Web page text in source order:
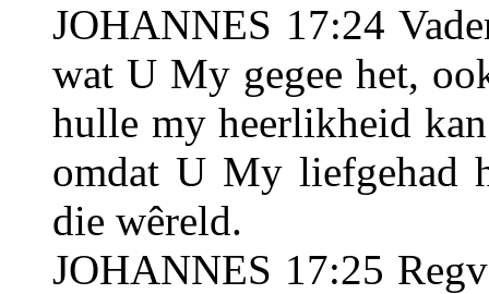
JOHANNES 17:24
wat U My gegee het,
hulle my heerlikheid
omdat U My liefgehad
die wêreld.
JOHANNES 17:25